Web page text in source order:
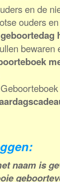
en de
ouders
bewaren
naam is